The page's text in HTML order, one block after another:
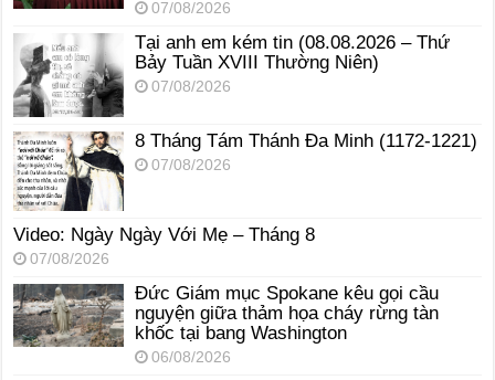
07/08/2026
Tại anh em kém tin (08.08.2026 – Thứ
Bảy Tuần XVIII Thường Niên)
07/08/2026
8 Tháng Tám Thánh Ða Minh (1172-1221)
07/08/2026
Video: Ngày Ngày Với Mẹ – Tháng 8
07/08/2026
Đức Giám mục Spokane kêu gọi cầu
nguyện giữa thảm họa cháy rừng tàn
khốc tại bang Washington
06/08/2026